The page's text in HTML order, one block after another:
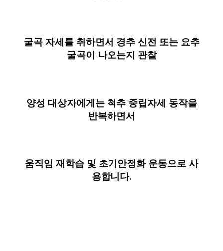
굴곡 자세를 취하면서 경추 신전 또는 요추
굴곡이 나오는지 관찰
양성 대상자에게는 척추 중립자세 동작을
반복하면서
움직임 재학습 및 초기안정화 운동으로 사
용합니다.